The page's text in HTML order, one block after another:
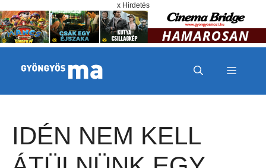
x Hirdetés
MENÜ
IDÉN NEM KELL